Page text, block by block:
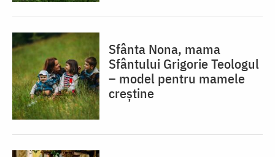
Sfânta Nona, mama
Sfântului Grigorie Teologul
– model pentru mamele
creștine